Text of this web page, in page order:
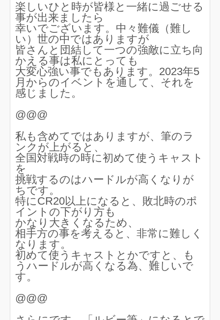
楽しいひと時が皆様と一緒に過ごせる
事が出来ましたら
幸いでございます。中々難儀（難し
い）世の中ではありますが
皆さんと団結して一つの強敵に立ち向
かえる事は私にとっても
大変心強い事でもあります。2023年5
月からのイベントを通して、それを
感じました。
@@@
私も含めてではありますが、筆のラ
ンクが上がると、
全国対戦時の時に初めて使うキャスト
を
挑戦するのはハードルが高くなりが
ちです。
特にCR20以上になると、敗北時のポ
イントの下がり方も
かなり大きくなるため、
相手方の事を考えると、非常に難しく
なります。
初めて使うキャストとかですと、も
うハードルが高くなる為、難しいで
す。
@@@